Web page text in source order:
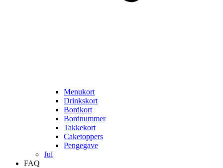
Menukort
Drinkskort
Bordkort
Bordnummer
Takkekort
Caketoppers
Pengegave
Jul
FAQ